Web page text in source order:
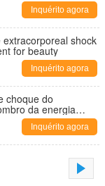
Inquérito agora
shock
for beauty
Inquérito agora
choque do
da energia
Inquérito agora